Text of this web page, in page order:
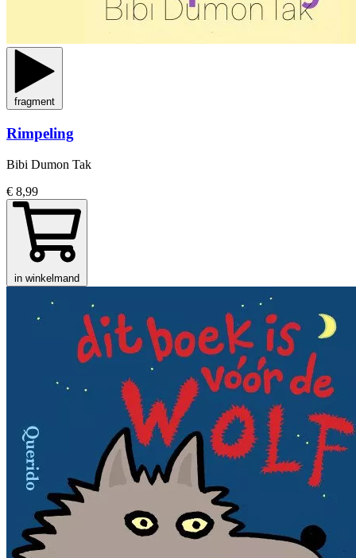
fragment
Rimpeling
Bibi Dumon Tak
€ 8,99
in winkelmand